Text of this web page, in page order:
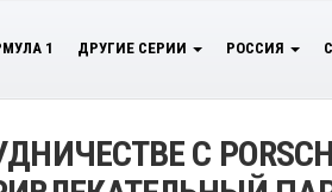
1 ДРУГИЕ СЕРИИ РОССИЯ
С